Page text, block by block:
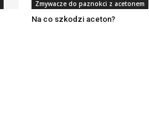
Zmywacze do paznokci z acetonem
Na co szkodzi aceton?